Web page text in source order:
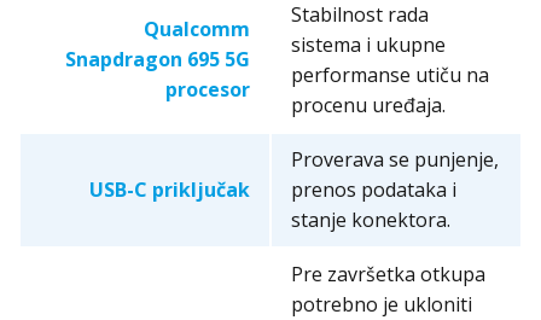
Qualcomm
Snapdragon 695 5G
procesor
Stabilnost rada
sistema i ukupne
performanse utiču na
procenu uređaja.
USB-C priključak
Proverava se punjenje,
prenos podataka i
stanje konektora.
Pre završetka otkupa
potrebno je ukloniti